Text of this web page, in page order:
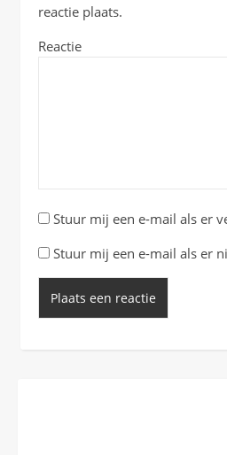
reactie plaats.
Reactie
Stuur mij een e-mail als er
Stuur mij een e-mail als er